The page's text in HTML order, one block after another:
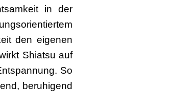
in der
den eigenen
Shiatsu auf
So
beruhigend